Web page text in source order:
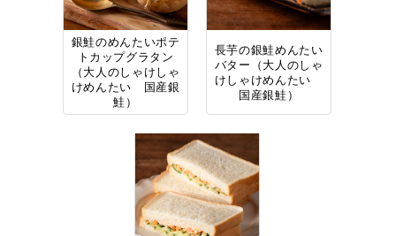
銀鮭のめんたいポテ
トカップグラタン
（大人のしゃけしゃ
けめんたい 国産銀
鮭）
長芋の銀鮭めんたい
バター（大人のしゃ
けしゃけめんたい
国産銀鮭）